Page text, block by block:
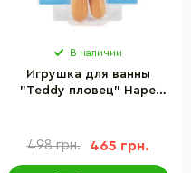
В наличии
Игрушка для ванны
"Teddy пловец" Hape
498 грн. 465 грн.